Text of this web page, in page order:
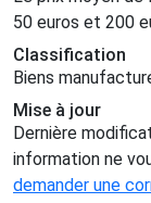
50 euros et 200
Classification
Biens
Mise à jour
Dernière
information ne
demander une